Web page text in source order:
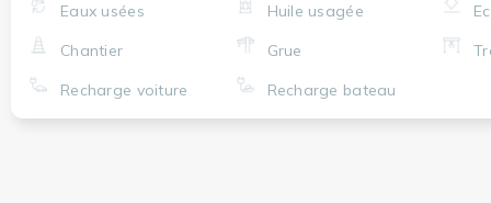
Eaux usées
Huile usagée
Chantier
Grue
Recharge voiture
Recharge bateau